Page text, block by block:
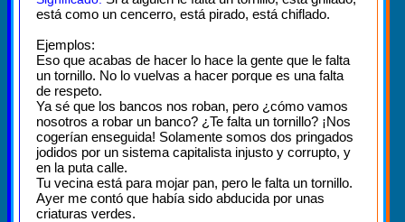
está como un cencerro, está pirado, está chiflado.
Ejemplos:
Eso que acabas de hacer lo hace la gente que le falta
un tornillo. No lo vuelvas a hacer porque es una falta
de respeto.
Ya sé que los bancos nos roban, pero ¿cómo vamos
nosotros a robar un banco? ¿Te falta un tornillo? ¡Nos
cogerían enseguida! Solamente somos dos pringados
jodidos por un sistema capitalista injusto y corrupto, y
en la puta calle.
Tu vecina está para mojar pan, pero le falta un tornillo.
Ayer me contó que había sido abducida por unas
criaturas verdes.